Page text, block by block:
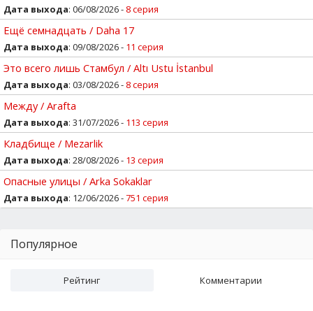
Дата выхода: 06/08/2026 - 8 серия
Ещё семнадцать / Daha 17
Дата выхода: 09/08/2026 - 11 серия
Это всего лишь Стамбул / Altı Ustu İstanbul
Дата выхода: 03/08/2026 - 8 серия
Между / Arafta
Дата выхода: 31/07/2026 - 113 серия
Кладбище / Mezarlik
Дата выхода: 28/08/2026 - 13 серия
Опасные улицы / Arka Sokaklar
Дата выхода: 12/06/2026 -751 серия
Популярное
Рейтинг Комментарии